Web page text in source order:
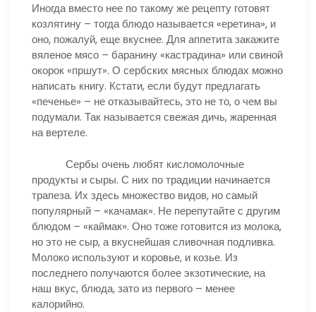
Иногда вместо нее по такому же рецепту готовят
козлятину – тогда блюдо называется «еретина», и
оно, пожалуй, еще вкуснее. Для аппетита закажите
вяленое мясо – баранину «кастрадина» или свиной
окорок «пршут». О сербских мясных блюдах можно
написать книгу. Кстати, если будут предлагать
«печенье» – не отказывайтесь, это не то, о чем вы
подумали. Так называется свежая дичь, жаренная
на вертеле.
Сербы очень любят кисломолочные
продукты и сыры. С них по традиции начинается
трапеза. Их здесь множество видов, но самый
популярный – «качамак». Не перепутайте с другим
блюдом – «каймак». Оно тоже готовится из молока,
но это не сыр, а вкуснейшая сливочная подливка.
Молоко используют и коровье, и козье. Из
последнего получаются более экзотические, на
наш вкус, блюда, зато из первого – менее
калорийно.